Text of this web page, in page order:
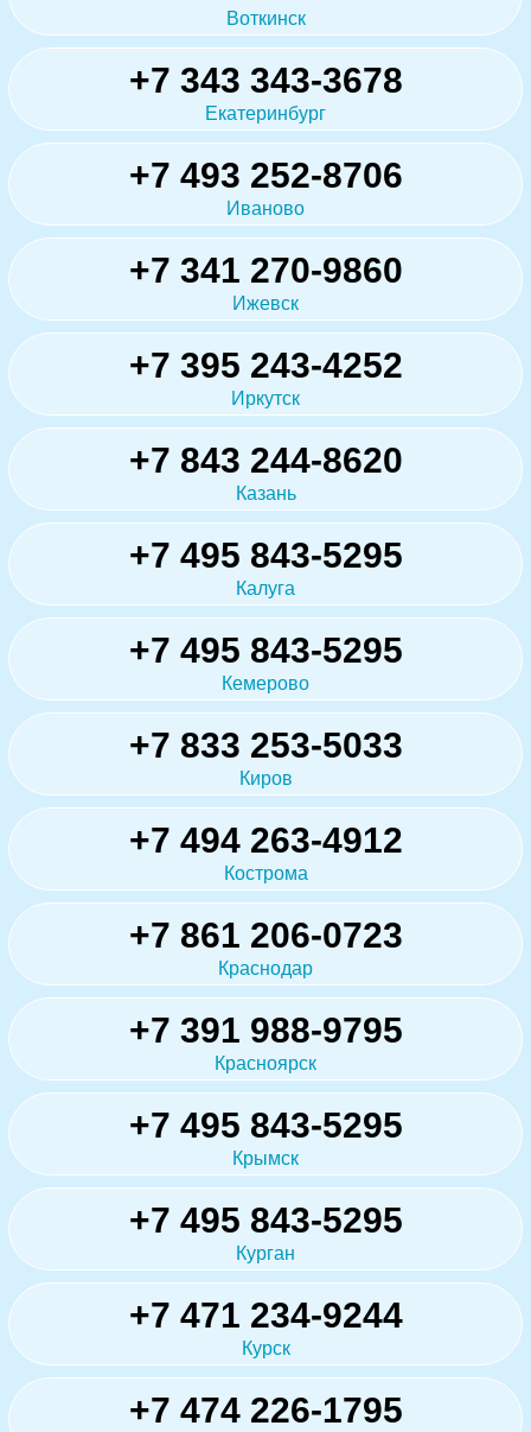
Воткинск
+7 343 343-3678
Екатеринбург
+7 493 252-8706
Иваново
+7 341 270-9860
Ижевск
+7 395 243-4252
Иркутск
+7 843 244-8620
Казань
+7 495 843-5295
Калуга
+7 495 843-5295
Кемерово
+7 833 253-5033
Киров
+7 494 263-4912
Кострома
+7 861 206-0723
Краснодар
+7 391 988-9795
Красноярск
+7 495 843-5295
Крымск
+7 495 843-5295
Курган
+7 471 234-9244
Курск
+7 474 226-1795